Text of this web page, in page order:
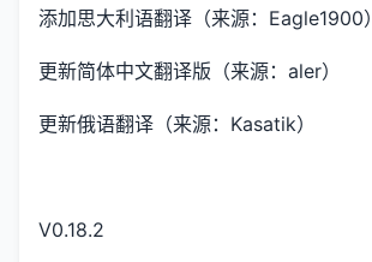
添加思大利语翻译（来源：Eagle1900）
更新简体中文翻译版（来源：aler）
更新俄语翻译（来源：Kasatik）
V0.18.2